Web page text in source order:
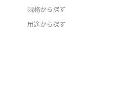
規格から探す
用途から探す